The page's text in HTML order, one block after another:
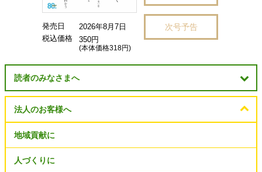
発売日
2026年8月7日
税込価格
350円
(本体価格318円)
次号予告
読者のみなさまへ
法人のお客様へ
地域貢献に
人づくりに